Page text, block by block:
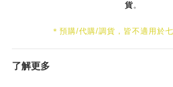
貨。
＊預購/代購/調貨，皆不適用於七
了解更多